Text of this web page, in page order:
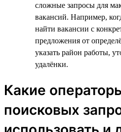
сложные запросы для
вакансий. Например,
найти вакансии с
предложения от
указать район работы,
удалёнки.
Какие
поисковых